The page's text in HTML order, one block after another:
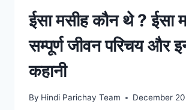
ईसा मसीह कौन थे ? ईसा
सम्पूर्ण जीवन परिचय और
कहानी
By Hindi Parichay Team December